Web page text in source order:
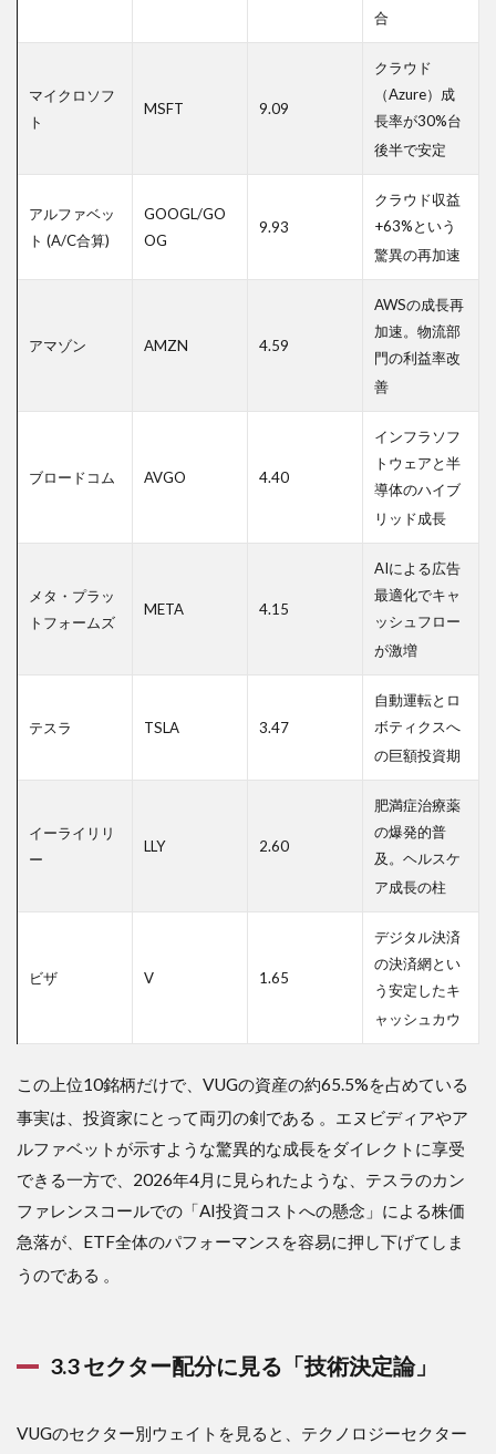
合
マイクロソフ
ト
MSFT 9.09
クラウド
（Azure）成
長率が30%台
後半で安定
アルファベッ
ト (A/C合算)
GOOGL/GO
OG
9.93
クラウド収益
+63%という
驚異の再加速
アマゾン AMZN 4.59
AWSの成長再
加速。物流部
門の利益率改
善
ブロードコム AVGO 4.40
インフラソフ
トウェアと半
導体のハイブ
リッド成長
メタ・プラッ
トフォームズ
META 4.15
AIによる広告
最適化でキャ
ッシュフロー
が激増
テスラ TSLA 3.47
自動運転とロ
ボティクスへ
の巨額投資期
イーライリリ
ー
LLY 2.60
肥満症治療薬
の爆発的普
及。ヘルスケ
ア成長の柱
ビザ V 1.65
デジタル決済
の決済網とい
う安定したキ
ャッシュカウ
この上位10銘柄だけで、VUGの資産の約65.5%を占めている
事実は、投資家にとって両刃の剣である 。エヌビディアやア
ルファベットが示すような驚異的な成長をダイレクトに享受
できる一方で、2026年4月に見られたような、テスラのカン
ファレンスコールでの「AI投資コストへの懸念」による株価
急落が、ETF全体のパフォーマンスを容易に押し下げてしま
うのである 。
3.3 セクター配分に見る「技術決定論」
VUGのセクター別ウェイトを見ると、テクノロジーセクター